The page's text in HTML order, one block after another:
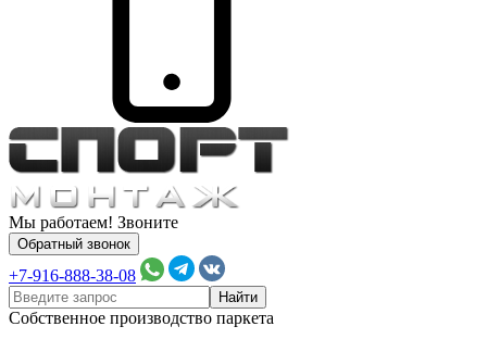
Мы работаем! Звоните
Обратный звонок
+7-916-888-38-08
Собственное производство паркета